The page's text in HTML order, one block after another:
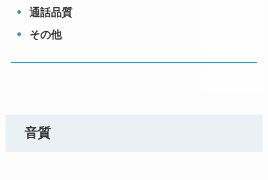
通話品質
その他
音質